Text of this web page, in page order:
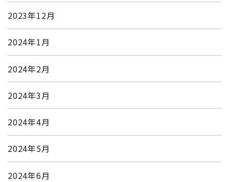
2023年12月
2024年1月
2024年2月
2024年3月
2024年4月
2024年5月
2024年6月